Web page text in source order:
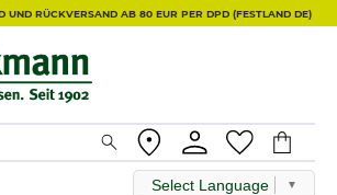
UND RÜCKVERSAND AB 80 EUR PER DPD (FESTLAND DE)
Select Language ▼